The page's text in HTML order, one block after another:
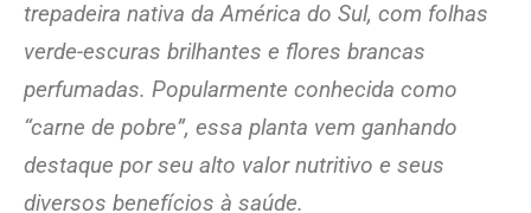
trepadeira nativa da América do Sul, com folhas
verde-escuras brilhantes e flores brancas
perfumadas. Popularmente conhecida como
“carne de pobre”, essa planta vem ganhando
destaque por seu alto valor nutritivo e seus
diversos benefícios à saúde.